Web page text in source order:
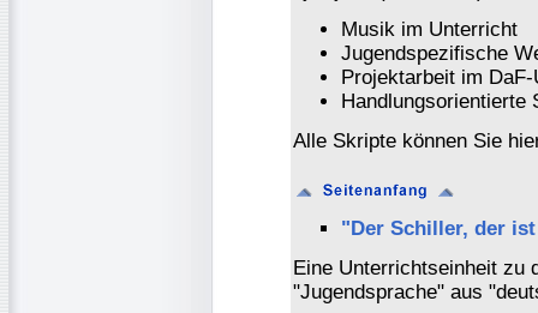
Musik im Unterricht
Jugendspezifische
Projektarbeit im
Handlungsorientierte
Alle Skripte können Sie
"Der Schiller, der
Eine Unterrichtseinheit zu
"Jugendsprache" aus